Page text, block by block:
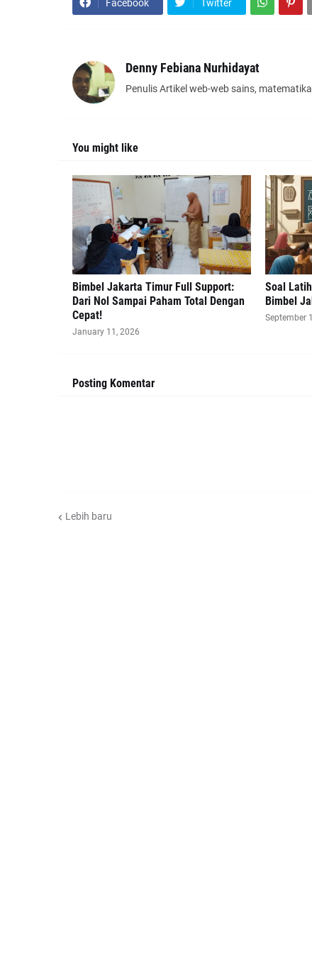
Facebook Twitter
Denny Febiana Nurhidayat
Penulis Artikel web-web sains,
You might like
Bimbel Jakarta Timur Full Support:
Dari Nol Sampai Paham Total Dengan
Cepat!
January 11, 2026
Soal
Bimbel
September
Posting Komentar
Lebih baru